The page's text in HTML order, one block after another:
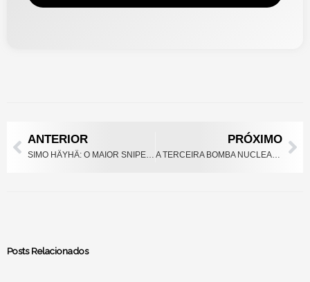
ANTERIOR PRÓXIMO
A TERCEIRA BOMBA NUCLEAR QUASE LANÇADA SOBRE O JAPÃO
Posts Relacionados